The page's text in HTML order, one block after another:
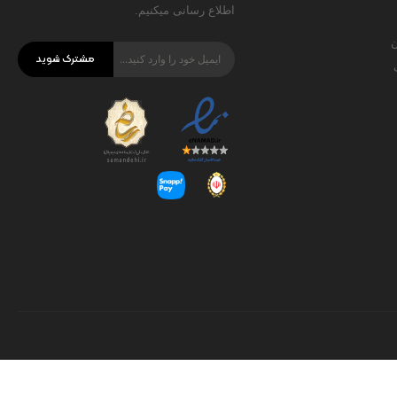
اطلاع رسانی میکنیم.
مشترک شوید